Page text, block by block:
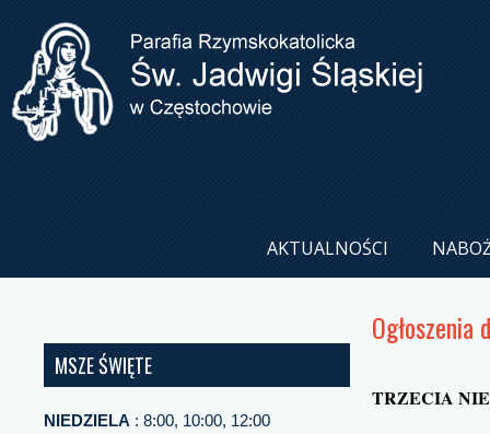
AKTUALNOŚCI
MSZE ŚWIĘTE
NIEDZIELA : 8:00, 10:00, 12:00
TRZECIA